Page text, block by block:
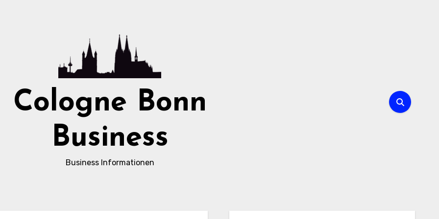
Cologne Bonn
Business
Business Informationen